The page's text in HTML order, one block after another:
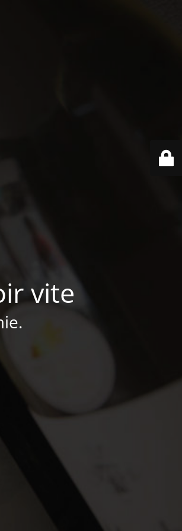
vite